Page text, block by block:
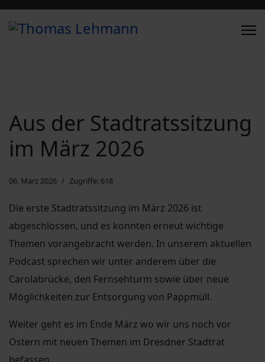
Aus der Stadtratssitzung
im März 2026
06. März 2026 Zugriffe: 618
Die erste Stadtratssitzung im März 2026 ist
abgeschlossen, und es konnten erneut wichtige
Themen vorangebracht werden. In unserem aktuellen
Podcast sprechen wir unter anderem über die
Carolabrücke, den Fernsehturm sowie über neue
Möglichkeiten zur Entsorgung von Pappmüll.
Weiter geht es im Ende März wo wir uns noch vor
Ostern mit neuen Themen im Dresdner Stadtrat